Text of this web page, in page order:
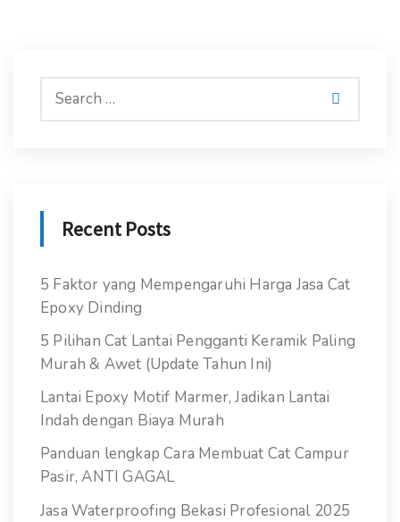
Recent Posts
5 Faktor yang Mempengaruhi Harga Jasa Cat
Epoxy Dinding
5 Pilihan Cat Lantai Pengganti Keramik Paling
Murah & Awet (Update Tahun Ini)
Lantai Epoxy Motif Marmer, Jadikan Lantai
Indah dengan Biaya Murah
Panduan lengkap Cara Membuat Cat Campur
Pasir, ANTI GAGAL
Jasa Waterproofing Bekasi Profesional 2025